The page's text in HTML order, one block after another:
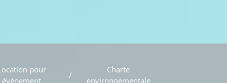
pour
événement
Charte
environnementale